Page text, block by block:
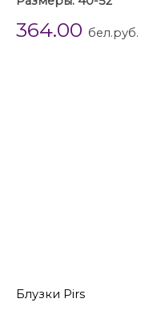
364.00 бел.руб.
Блузки Pirs